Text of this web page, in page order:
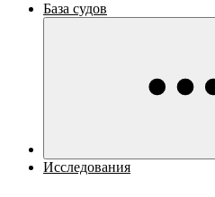
База судов
Исследования